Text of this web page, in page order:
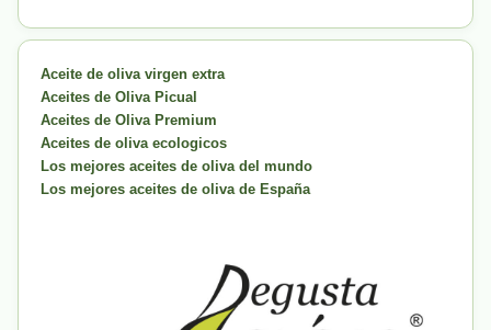
Aceite de oliva virgen extra
Aceites de Oliva Picual
Aceites de Oliva Premium
Aceites de oliva ecologicos
Los mejores aceites de oliva del mundo
Los mejores aceites de oliva de España